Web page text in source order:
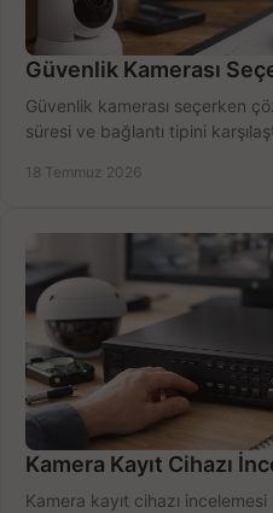
Güvenlik Kamerası
Güvenlik kamerası seçerken
süresi ve bağlantı tipini
18 Temmuz 2026
Kamera Kayıt Cihazı
Kamera kayıt cihazı incelemesi